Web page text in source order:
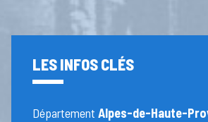
LES INFOS CLÉS
DépartementAlpes-de-Haute-